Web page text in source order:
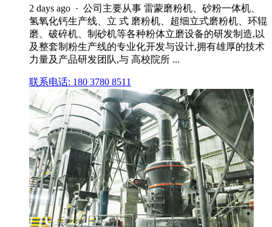
2 days ago · 公司主要从事 雷蒙磨粉机、砂粉一体机、
氢氧化钙生产线、立 式 磨粉机、超细立式磨粉机、环辊
磨、破碎机、制砂机等各种粉体立磨设备的研发制造,以
及整套制粉生产线的专业化开发与设计,拥有雄厚的技术
力量及产品研发团队,与 高校院所 ...
联系电话: 180 3780 8511